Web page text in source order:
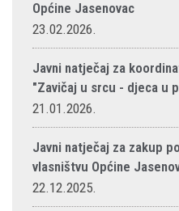
Općine Jasenovac
23.02.2026.
Javni natječaj za
"Zavičaj u srcu - djeca u
21.01.2026.
Javni natječaj za zakup
vlasništvu Općine
22.12.2025.